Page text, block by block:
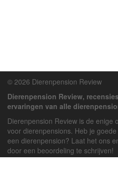
© 2026 Dierenpension Review
Dierenpension Review,
ervaringen van alle
Dierenpension Review is de enige
voor dierenpensions. Heb je
een dierenpension? Laat het ons
door een beoordeling te schrijven!